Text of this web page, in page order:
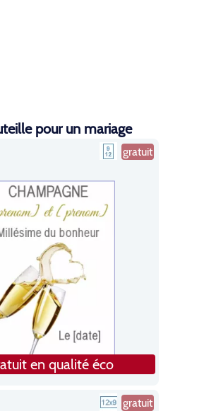
pour un mariage
gratuit
en qualité éco
gratuit